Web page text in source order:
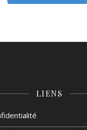
LIENS